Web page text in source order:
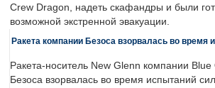
Crew Dragon, надеть скафандры и были
возможной экстренной эвакуации.
Ракета компании Безоса взорвалась во время
Ракета-носитель New Glenn компании
Безоса взорвалась во время испытаний